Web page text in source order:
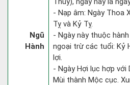
Ngũ
Hành
- Nạp âm: Ngày Thoa
Tỵ và Kỷ Tỵ.
- Ngày này thuộc
ngoại trừ các tuổi: Kỷ
lợi.
- Ngày Hợi lục hợp với
Mùi thành Mộc cục.